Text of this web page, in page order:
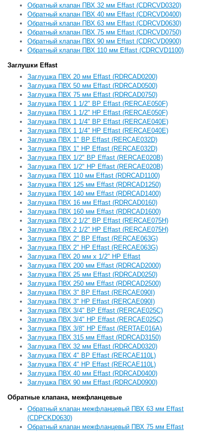
Обратный клапан ПВХ 32 мм Effast (CDRCVD0320)
Обратный клапан ПВХ 40 мм Effast (CDRCVD0400)
Обратный клапан ПВХ 63 мм Effast (CDRCVD0630)
Обратный клапан ПВХ 75 мм Effast (CDRCVD0750)
Обратный клапан ПВХ 90 мм Effast (CDRCVD0900)
Обратный клапан ПВХ 110 мм Effast (CDRCVD1100)
Заглушки Effast
Заглушка ПВХ 20 мм Effast (RDRСAD0200)
Заглушка ПВХ 50 мм Effast (RDRСAD0500)
Заглушка ПВХ 75 мм Effast (RDRСAD0750)
Заглушка ПВХ 1 1/2" ВР Effast (RERCAE050F)
Заглушка ПВХ 1 1/2" НР Effast (RERCAE050F)
Заглушка ПВХ 1 1/4" ВР Effast (RERCAE040E)
Заглушка ПВХ 1 1/4" НР Effast (RERCAE040E)
Заглушка ПВХ 1" ВР Effast (RERCAE032D)
Заглушка ПВХ 1" НР Effast (RERCAE032D)
Заглушка ПВХ 1/2" ВР Effast (RERCAE020B)
Заглушка ПВХ 1/2" НР Effast (RERCAE020B)
Заглушка ПВХ 110 мм Effast (RDRСAD1100)
Заглушка ПВХ 125 мм Effast (RDRСAD1250)
Заглушка ПВХ 140 мм Effast (RDRСAD1400)
Заглушка ПВХ 16 мм Effast (RDRСAD0160)
Заглушка ПВХ 160 мм Effast (RDRСAD1600)
Заглушка ПВХ 2 1/2" ВР Effast (RERCAE075H)
Заглушка ПВХ 2 1/2" НР Effast (RERCAE075H)
Заглушка ПВХ 2" ВР Effast (RERCAE063G)
Заглушка ПВХ 2" НР Effast (RERCAE063G)
Заглушка ПВХ 20 мм х 1/2" НР Effast
Заглушка ПВХ 200 мм Effast (RDRСAD2000)
Заглушка ПВХ 25 мм Effast (RDRСAD0250)
Заглушка ПВХ 250 мм Effast (RDRСAD2500)
Заглушка ПВХ 3" ВР Effast (RERCAE090I)
Заглушка ПВХ 3" НР Effast (RERCAE090I)
Заглушка ПВХ 3/4" ВР Effast (RERCAE025C)
Заглушка ПВХ 3/4" НР Effast (RERCAE025C)
Заглушка ПВХ 3/8" НР Effast (RERTAE016A)
Заглушка ПВХ 315 мм Effast (RDRСAD3150)
Заглушка ПВХ 32 мм Effast (RDRСAD0320)
Заглушка ПВХ 4" ВР Effast (RERCAE110L)
Заглушка ПВХ 4" НР Effast (RERCAE110L)
Заглушка ПВХ 40 мм Effast (RDRСAD0400)
Заглушка ПВХ 90 мм Effast (RDRСAD0900)
Обратные клапана, межфланцевые
Обратный клапан межфланцевый ПВХ 63 мм Effast
(CDPCKD0630)
Обратный клапан межфланцевый ПВХ 75 мм Effast